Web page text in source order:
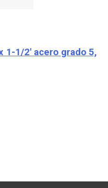
1-1/2′ acero grado 5,